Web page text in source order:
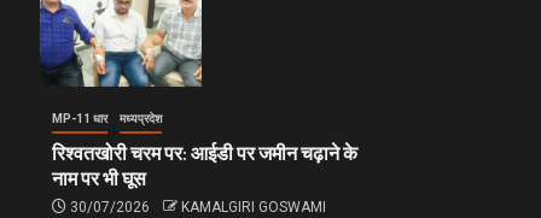
MP-11 धार मध्यप्रदेश
रिश्वतखोरी चरम पर: आईडी पर जमीन चढ़ाने के
नाम पर भी घूस
30/07/2026 KAMALGIRI GOSWAMI